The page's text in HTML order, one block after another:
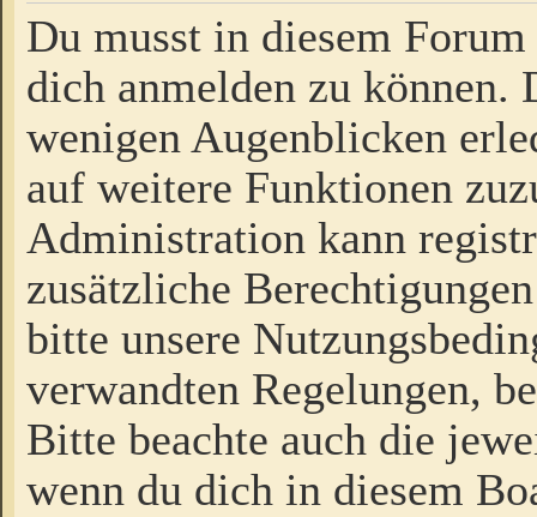
Du musst in diesem
dich anmelden zu
wenigen Augenblicken
auf weitere Funktionen
Administration kann
zusätzliche
bitte unsere
verwandten Regelungen,
Bitte beachte auch die
wenn du dich in diesem